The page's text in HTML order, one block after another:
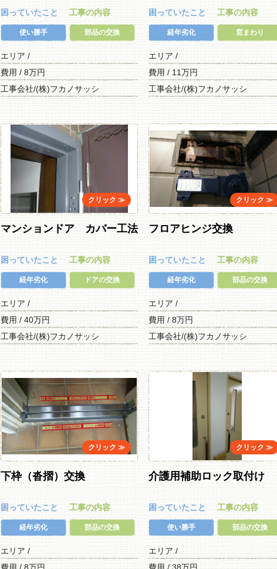
困っていたこと
使い勝手
工事の内容
部品の交換
エリア /
費用 / 8万円
工事会社/(株)フカノサッシ
困っていたこと
経年劣化
工事の内容
窓まわり
エリア /
費用 / 11万円
工事会社/(株)フカノサッシ
マンションドア カバー工法
困っていたこと
経年劣化
工事の内容
ドアの交換
エリア /
費用 / 40万円
工事会社/(株)フカノサッシ
フロアヒンジ交換
困っていたこと
経年劣化
工事の内容
部品の交換
エリア /
費用 / 8万円
工事会社/(株)フカノサッシ
下枠（沓摺）交換
困っていたこと
経年劣化
工事の内容
部品の交換
エリア /
介護用補助ロック取付け
困っていたこと
使い勝手
工事の内容
部品の交換
エリア /